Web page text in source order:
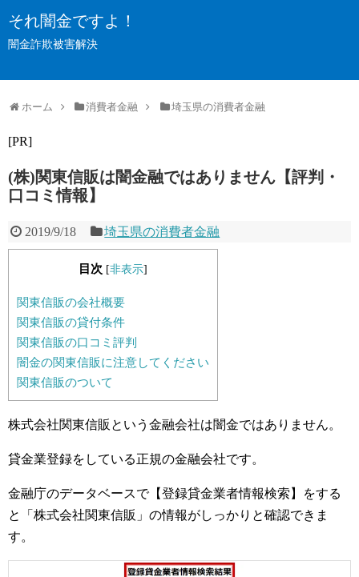
それ闇金ですよ！
闇金詐欺被害解決
ホーム 消費者金融 埼玉県の消費者金融
[PR]
(株)関東信販は闇金融ではありません【評判・
口コミ情報】
2019/9/18 埼玉県の消費者金融
目次 [非表示]
関東信販の会社概要
関東信販の貸付条件
関東信販の口コミ評判
闇金の関東信販に注意してください
関東信販のついて
株式会社関東信販という金融会社は闇金ではありません。
貸金業登録をしている正規の金融会社です。
金融庁のデータベースで【登録貸金業者情報検索】をする
と「株式会社関東信販」の情報がしっかりと確認できま
す。